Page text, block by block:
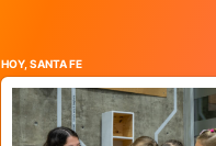
HOY, SANTA FE